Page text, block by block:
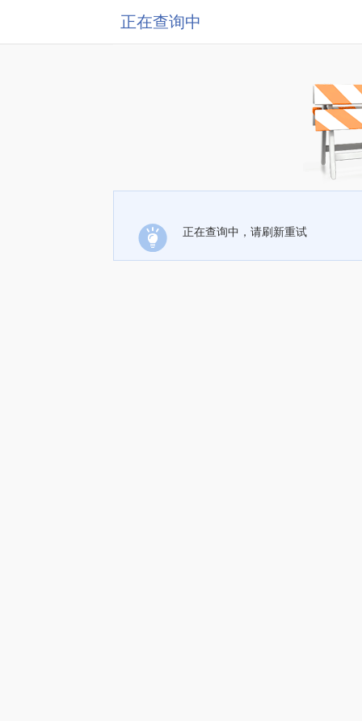
正在查询中
正在查询中，请刷新重试